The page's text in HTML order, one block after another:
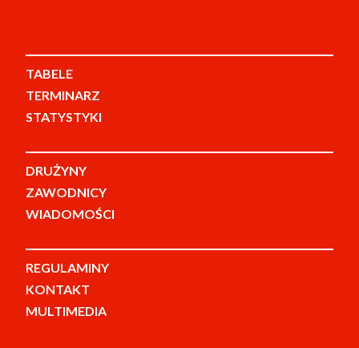
TABELE
TERMINARZ
STATYSTYKI
DRUŻYNY
ZAWODNICY
WIADOMOŚCI
REGULAMINY
KONTAKT
MULTIMEDIA